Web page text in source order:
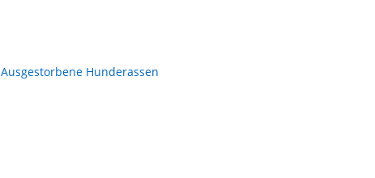
Ausgestorbene Hunderassen